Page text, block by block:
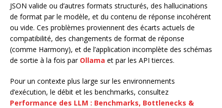
JSON valide ou d’autres formats structurés, des hallucinations
de format par le modèle, et du contenu de réponse incohérent
ou vide. Ces problèmes proviennent des écarts actuels de
compatibilité, des changements de format de réponse
(comme Harmony), et de l’application incomplète des schémas
de sortie à la fois par Ollama et par les API tierces.
Pour un contexte plus large sur les environnements
d’exécution, le débit et les benchmarks, consultez
Performance des LLM : Benchmarks, Bottlenecks &